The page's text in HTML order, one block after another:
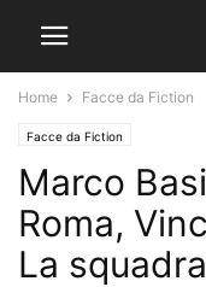
Home Facce da Fiction
Facce da Fiction
Marco
Roma,
La squadra